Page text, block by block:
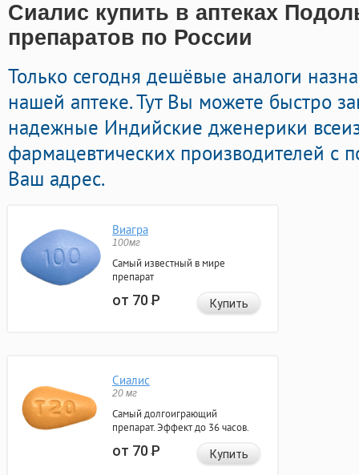
Сиалис купить в аптеках
препаратов по России
Только сегодня дешёвые аналоги
нашей аптеке. Тут Вы можете быстро
надежные Индийские дженерики
фармацевтических производителей с
Ваш адрес.
Виагра
100мг
Самый известный в мире
препарат
от 70Р Купить
Сиалис
20 мг
Самый долгоиграющий
препарат. Эффект до 36 часов.
от 70Р Купить